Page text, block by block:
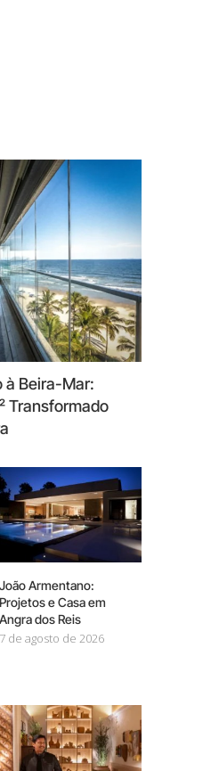
à Beira-Mar:
Transformado
João Armentano:
Projetos e Casa em
Angra dos Reis
7 de agosto de 2026